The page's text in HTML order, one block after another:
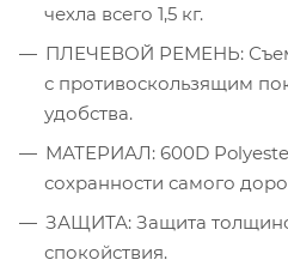
чехла всего 1,5 кг.
ПЛЕЧЕВОЙ РЕМЕНЬ:
с противоскользящим
удобства.
МАТЕРИАЛ: 600D
сохранности самого
ЗАЩИТА: Защита
спокойствия.